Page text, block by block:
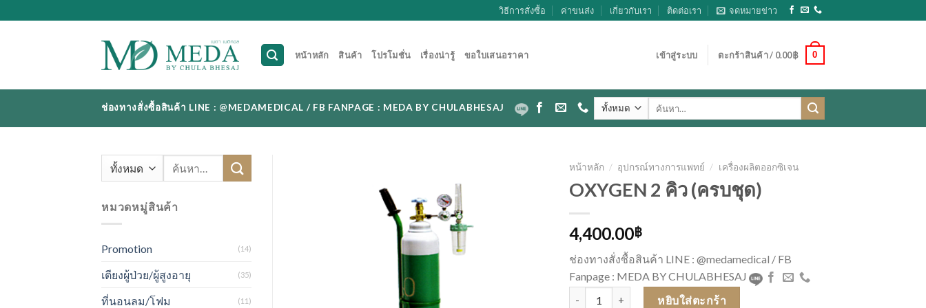
to
วิธีการสั่งซื้อ ค่าขนส่ง เกี่ยวกับเรา ติดต่อเรา จดหมายข่าว
หน้าหลัก สินค้า โปรโมชั่น เรื่องน่ารู้ ขอใบเสนอราคา เข้าสู่ระบบ ตะกร้าสินค้า / 0.00฿ 0
ช่องทางสั่งซื้อสินค้า LINE : @MEDAMEDICAL / FB FANPAGE : MEDA BY CHULABHESAJ ค้นหา:
ค้นหา:
หมวดหมู่สินค้า
Promotion (14)
เตียงผู้ป่วย/ผู้สูงอายุ (35)
ที่นอนลม/โฟม (11)
หน้าหลัก / อุปกรณ์ทางการแพทย์ / เครื่องผลิตออกซิเจน
OXYGEN 2 คิว (ครบชุด)
4,400.00฿
ช่องทางสั่งซื้อสินค้า LINE : @medamedical / FB
Fanpage : MEDA BY CHULABHESAJ
จำนวน OXYGEN 2 คิว (ครบชุด) ชิ้น
หยิบใส่ตะกร้า